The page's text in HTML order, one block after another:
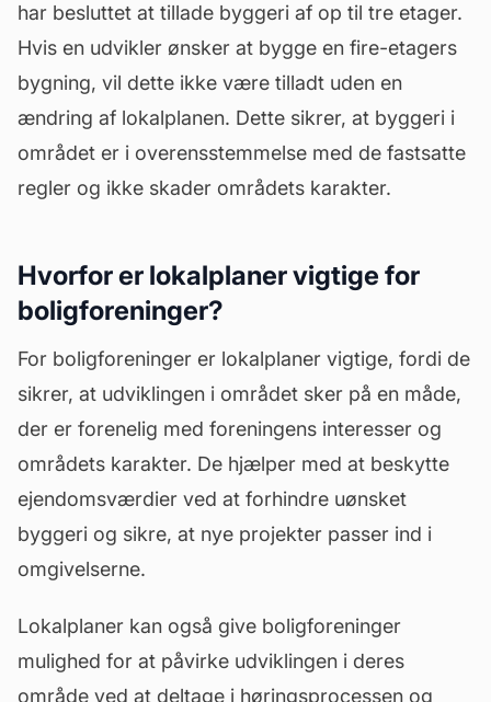
har besluttet at tillade byggeri af op til tre etager.
Hvis en udvikler ønsker at bygge en fire-etagers
bygning, vil dette ikke være tilladt uden en
ændring af lokalplanen. Dette sikrer, at byggeri i
området er i overensstemmelse med de fastsatte
regler og ikke skader områdets karakter.
Hvorfor er lokalplaner vigtige for
boligforeninger?
For boligforeninger er lokalplaner vigtige, fordi de
sikrer, at udviklingen i området sker på en måde,
der er forenelig med foreningens interesser og
områdets karakter. De hjælper med at beskytte
ejendomsværdier ved at forhindre uønsket
byggeri og sikre, at nye projekter passer ind i
omgivelserne.
Lokalplaner kan også give boligforeninger
mulighed for at påvirke udviklingen i deres
område ved at deltage i høringsprocessen og